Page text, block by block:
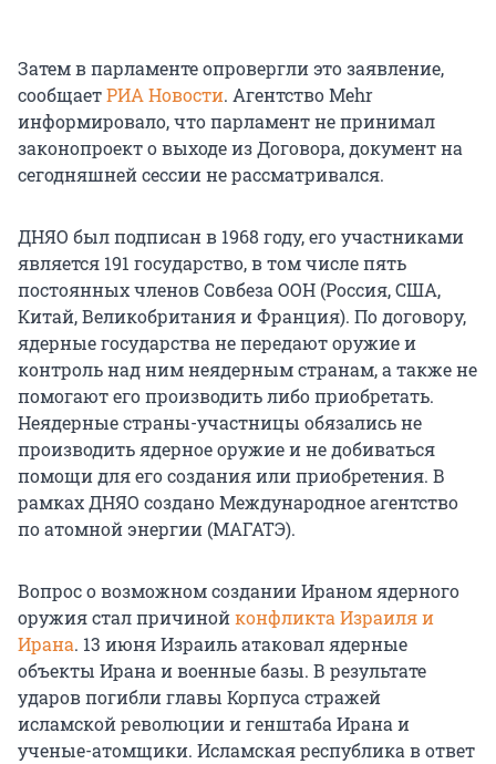
Затем в парламенте опровергли это заявление,
сообщаетРИА Новости. Агентство Mehr
информировало, что парламент не принимал
законопроект о выходе из Договора, документ на
сегодняшней сессии не рассматривался.
ДНЯО был подписан в 1968 году, его участниками
является 191 государство, в том числе пять
постоянных членов Совбеза ООН (Россия, США,
Китай, Великобритания и Франция). По договору,
ядерные государства не передают оружие и
контроль над ним неядерным странам, а также не
помогают его производить либо приобретать.
Неядерные страны-участницы обязались не
производить ядерное оружие и не добиваться
помощи для его создания или приобретения. В
рамках ДНЯО создано Международное агентство
по атомной энергии (МАГАТЭ).
Вопрос о возможном создании Ираном ядерного
оружия стал причинойконфликта Израиля и
Ирана. 13 июняИзраиль атаковал ядерные
объекты Ирана и военные базы. В результате
ударов погибли главы Корпуса стражей
исламской революции и генштаба Ирана и
ученые-атомщики. Исламская республика в ответ